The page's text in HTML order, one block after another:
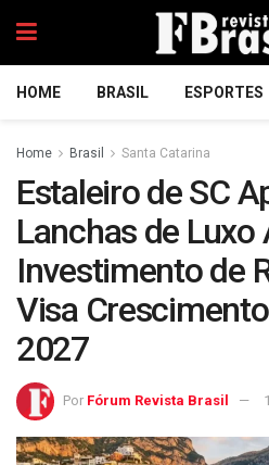
HOME BRASIL ESPORTES
Home Brasil Santa Catarina
Estaleiro de SC
Lanchas de Luxo
Investimento de
Visa
2027
Por Fórum Revista Brasil